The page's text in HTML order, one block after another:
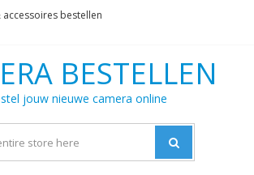
bestellen
BESTELLEN
jouw nieuwe camera online